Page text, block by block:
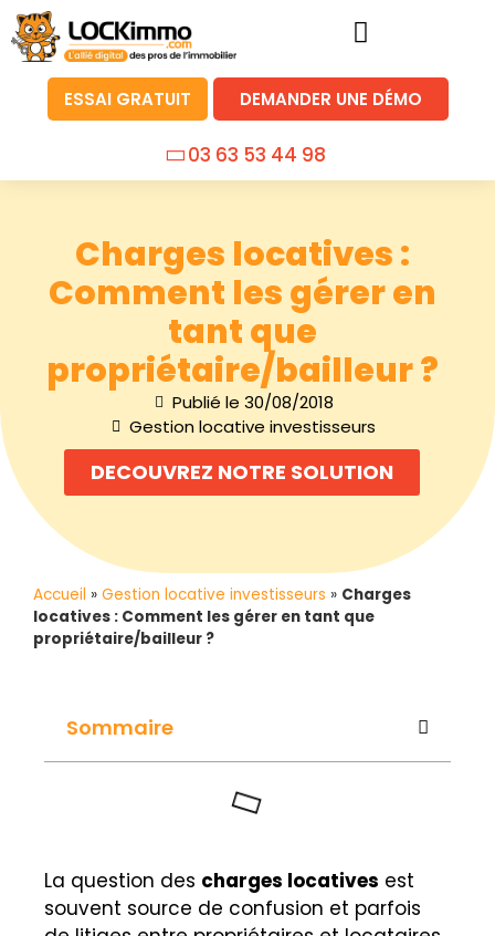
ESSAI GRATUIT DEMANDER UNE DÉMO
03 63 53 44 98
Charges locatives :
Comment les gérer en
tant que
propriétaire/bailleur ?
Publié le 30/08/2018
Gestion locative investisseurs
DECOUVREZ NOTRE SOLUTION
Accueil » Gestion locative investisseurs » Charges
locatives : Comment les gérer en tant que
propriétaire/bailleur ?
Sommaire
La question des charges locatives est
souvent source de confusion et parfois